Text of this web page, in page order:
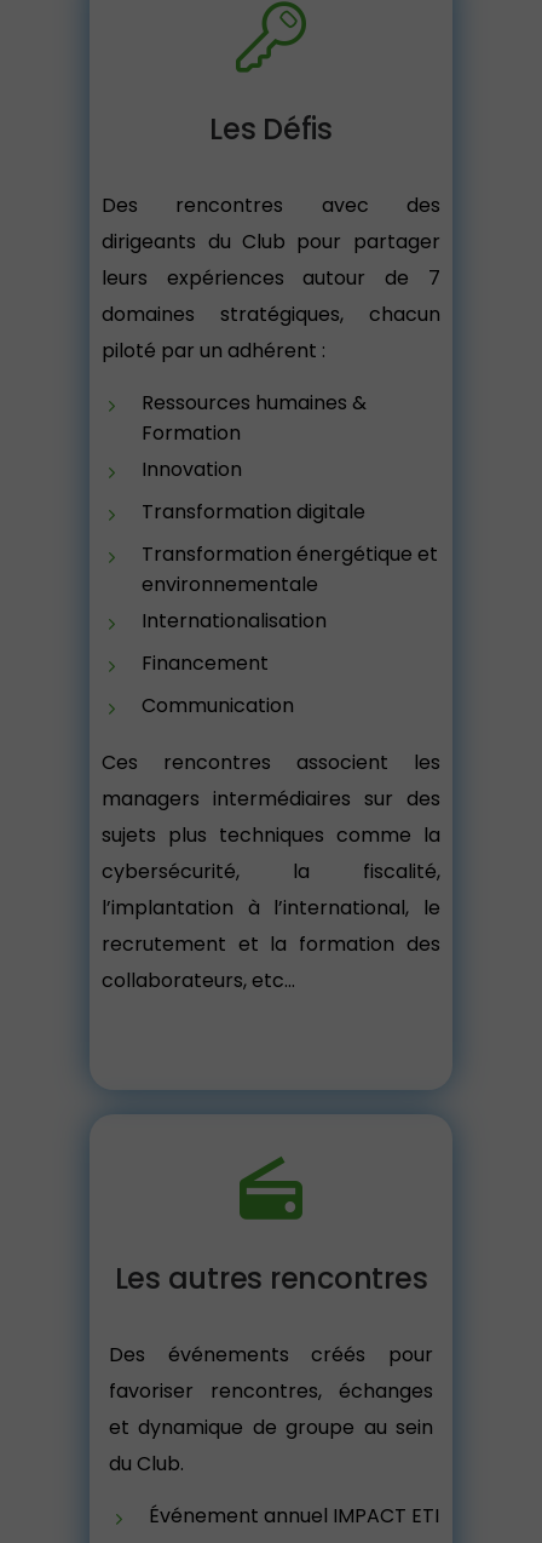
Les Défis
Des rencontres avec des
dirigeants du Club pour partager
leurs expériences autour de 7
domaines stratégiques, chacun
piloté par un adhérent :
Ressources humaines &
Formation
Innovation
Transformation digitale
Transformation énergétique et
environnementale
Internationalisation
Financement
Communication
Ces rencontres associent les
managers intermédiaires sur des
sujets plus techniques comme la
cybersécurité, la fiscalité,
l’implantation à l’international, le
recrutement et la formation des
collaborateurs, etc…
Les autres rencontres
Des événements créés pour
favoriser rencontres, échanges
et dynamique de groupe au sein
du Club.
Événement annuel IMPACT ETI